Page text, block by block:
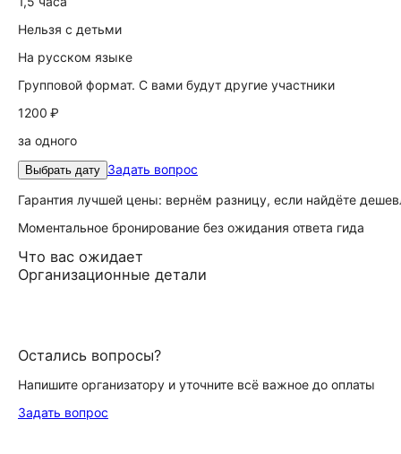
Нельзя с детьми
На русском языке
Групповой формат. С вами будут другие участники
1200 ₽
за одного
Выбрать дату Задать вопрос
Гарантия лучшей цены: вернём разницу, если найдёте
Моментальное бронирование без ожидания ответа гида
Что вас ожидает
Организационные детали
Остались вопросы?
Напишите организатору и уточните всё важное до оплаты
Задать вопрос